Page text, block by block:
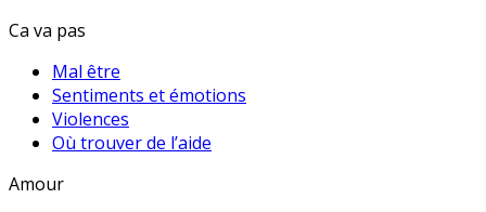
Ca va pas
Mal être
Sentiments et émotions
Violences
Où trouver de l’aide
Amour